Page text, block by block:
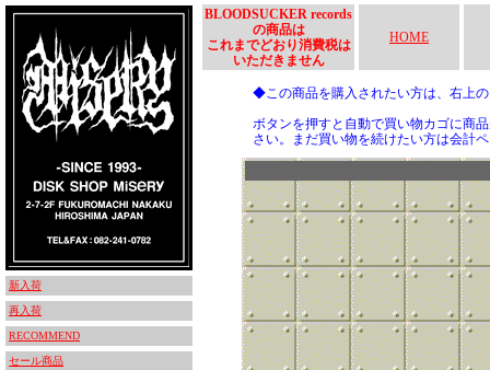
新入荷
再入荷
RECOMMEND
セール商品
BLOODSUCKER records
の商品は
これまでどおり消費税は
いただきません
HOME
◆この商品を購入されたい方は、右上
ボタンを押すと自動で買い物カゴに商
さい。まだ買い物を続けたい方は会計